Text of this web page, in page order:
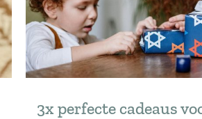
3x perfecte cadeaus